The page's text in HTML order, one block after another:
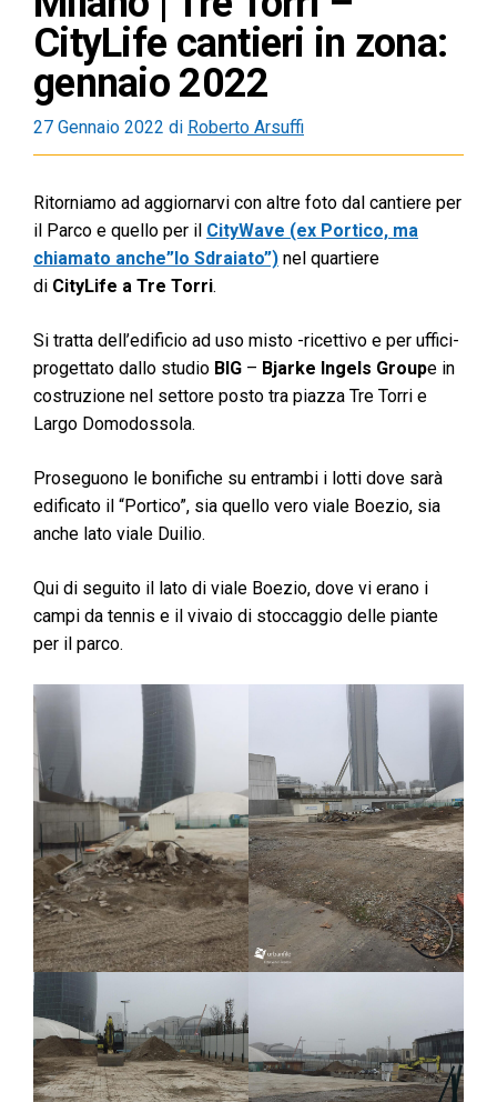
CityLife cantieri in zona:
gennaio 2022
27 Gennaio 2022 di Roberto Arsuffi
Ritorniamo ad aggiornarvi con altre foto dal cantiere per
il Parco e quello per il CityWave (ex Portico, ma
chiamato anche”lo Sdraiato”) nel quartiere
di CityLife a Tre Torri.
Si tratta dell’edificio ad uso misto -ricettivo e per uffici-
progettato dallo studio BIG – Bjarke Ingels Groupe in
costruzione nel settore posto tra piazza Tre Torri e
Largo Domodossola.
Proseguono le bonifiche su entrambi i lotti dove sarà
edificato il “Portico”, sia quello vero viale Boezio, sia
anche lato viale Duilio.
Qui di seguito il lato di viale Boezio, dove vi erano i
campi da tennis e il vivaio di stoccaggio delle piante
per il parco.